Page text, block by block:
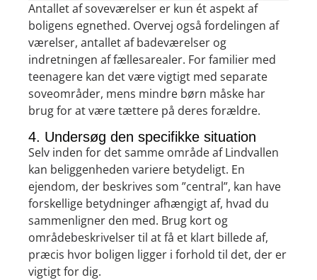
Antallet af soveværelser er kun ét aspekt af
boligens egnethed. Overvej også fordelingen af
værelser, antallet af badeværelser og
indretningen af fællesarealer. For familier med
teenagere kan det være vigtigt med separate
soveområder, mens mindre børn måske har
brug for at være tættere på deres forældre.
4. Undersøg den specifikke situation
Selv inden for det samme område af Lindvallen
kan beliggenheden variere betydeligt. En
ejendom, der beskrives som ”central”, kan have
forskellige betydninger afhængigt af, hvad du
sammenligner den med. Brug kort og
områdebeskrivelser til at få et klart billede af,
præcis hvor boligen ligger i forhold til det, der er
vigtigt for dig.